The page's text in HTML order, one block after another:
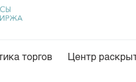
торгов Центр